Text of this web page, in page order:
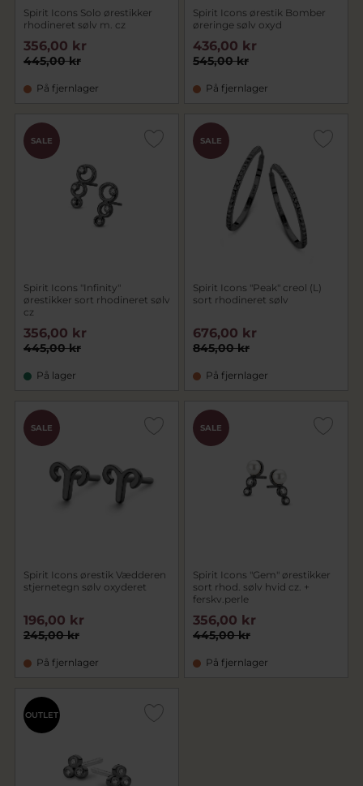
Spirit Icons Solo ørestikker
rhodineret sølv m. cz
445,00 kr
356,00 kr
På fjernlager
Spirit Icons ørestik Bomber
øreringe sølv oxyd
545,00 kr
436,00 kr
På fjernlager
SALE
Spirit Icons "Infinity"
ørestikker sort rhodineret sølv
cz
445,00 kr
356,00 kr
På lager
SALE
Spirit Icons "Peak" creol (L)
sort rhodineret sølv
845,00 kr
676,00 kr
På fjernlager
SALE
Spirit Icons ørestik Vædderen
stjernetegn sølv oxyderet
245,00 kr
196,00 kr
På fjernlager
SALE
Spirit Icons "Gem" ørestikker
sort rhod. sølv hvid cz. +
ferskv.perle
445,00 kr
356,00 kr
På fjernlager
OUTLET